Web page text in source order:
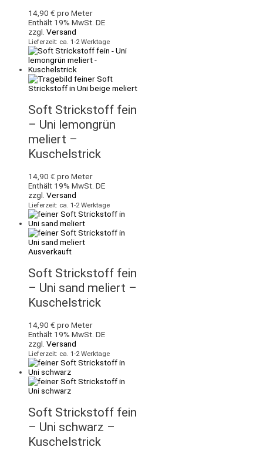
14,90 € pro Meter
Enthält 19% MwSt. DE
zzgl. Versand
Lieferzeit: ca. 1-2 Werktage
Soft Strickstoff fein
– Uni lemongrün
meliert –
Kuschelstrick
14,90 € pro Meter
Enthält 19% MwSt. DE
zzgl. Versand
Lieferzeit: ca. 1-2 Werktage
Ausverkauft
Soft Strickstoff fein
– Uni sand meliert –
Kuschelstrick
14,90 € pro Meter
Enthält 19% MwSt. DE
zzgl. Versand
Lieferzeit: ca. 1-2 Werktage
Soft Strickstoff fein
– Uni schwarz –
Kuschelstrick